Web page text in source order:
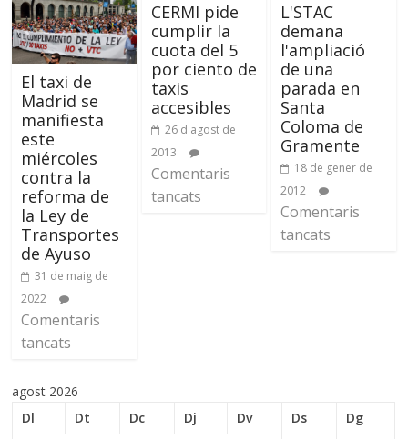
El taxi de
Madrid se
manifiesta
este
miércoles
contra la
reforma de
la Ley de
Transportes
de Ayuso
31 de maig de
2022
Comentaris
tancats
CERMI pide
cumplir la
cuota del 5
por ciento de
taxis
accesibles
26 d'agost de
2013
Comentaris
tancats
L'STAC
demana
l'ampliació
de una
parada en
Santa
Coloma de
Gramente
18 de gener de
2012
Comentaris
tancats
agost 2026
Dl
Dt Dc Dj Dv Ds
Dg